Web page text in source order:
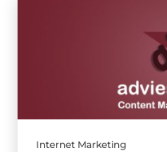
Internet Marketing